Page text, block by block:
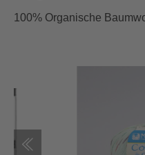
100% Organische